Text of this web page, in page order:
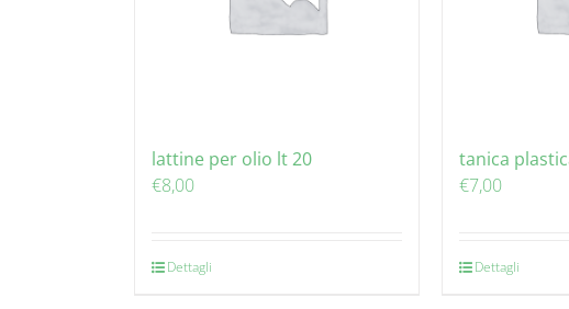
lattine per olio lt 20
€8,00
Dettagli
tanica
€7,00
Dettagli